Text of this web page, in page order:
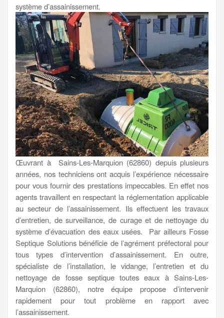
système d’assainissement.
Œuvrant à Sains-Les-Marquion (62860) depuis plusieurs
années, nos techniciens ont acquis l’expérience nécessaire
pour vous fournir des prestations impeccables. En effet nos
agents travaillent en respectant la réglementation applicable
au secteur de l’assainissement. Ils effectuent les travaux
d’entretien, de surveillance, de curage et de nettoyage du
système d’évacuation des eaux usées. Par ailleurs Fosse
Septique Solutions bénéficie de l’agrément préfectoral pour
tous types d’intervention d’assainissement. En outre,
spécialiste de l’installation, le vidange, l’entretien et du
nettoyage de fosse septique toutes eaux à Sains-Les-
Marquion (62860), notre équipe propose d’intervenir
rapidement pour tout problème en rapport avec
l’assainissement.